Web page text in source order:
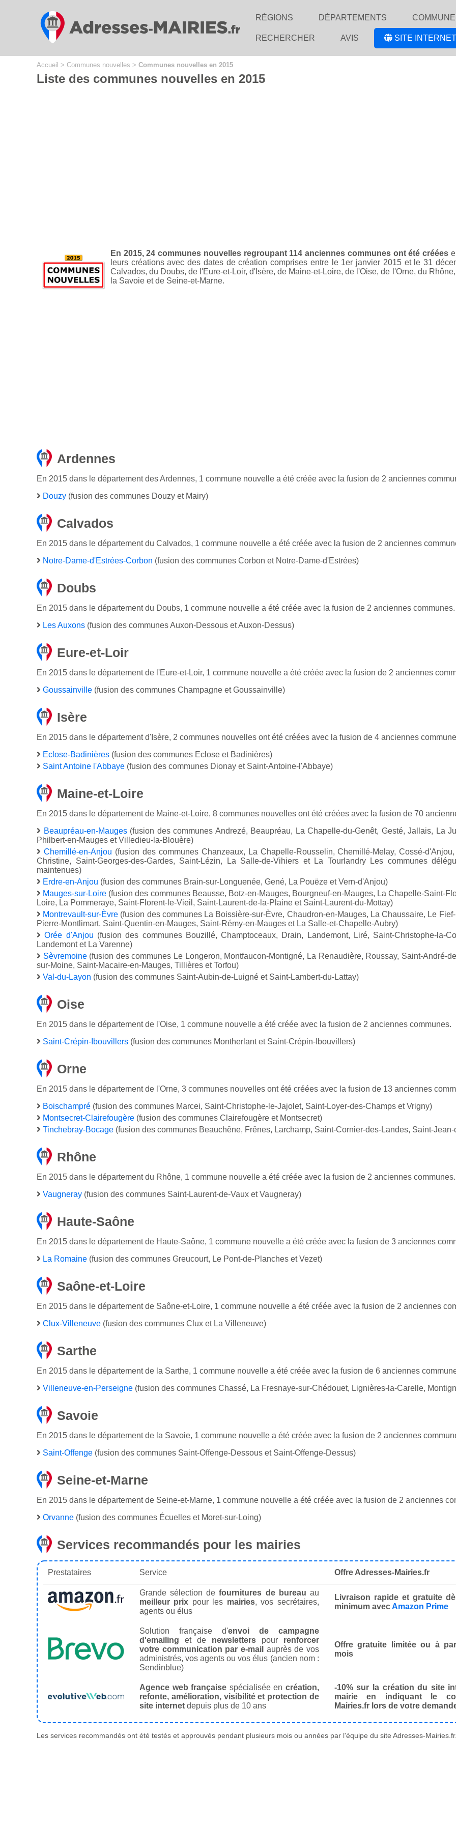
RÉGIONS DÉPARTEMENTS
RECHERCHER AVIS SITE
Accueil > Communes nouvelles > Communes nouvelles en 2015
Liste des communes nouvelles en 2015
En 2015, 24 communes nouvelles regroupant 114 anciennes communes ont été créées
leurs créations avec des dates de création comprises entre le 1er janvier 2015 et le 31
Calvados, du Doubs, de l'Eure-et-Loir, d'Isère, de Maine-et-Loire, de l'Oise, de l'Orne, du
la Savoie et de Seine-et-Marne.
Ardennes
En 2015 dans le département des Ardennes, 1 commune nouvelle a été créée avec la fusion de 2 anciennes
Douzy (fusion des communes Douzy et Mairy)
Calvados
En 2015 dans le département du Calvados, 1 commune nouvelle a été créée avec la fusion de 2 anciennes
Notre-Dame-d'Estrées-Corbon (fusion des communes Corbon et Notre-Dame-d'Estrées)
Doubs
En 2015 dans le département du Doubs, 1 commune nouvelle a été créée avec la fusion de 2 anciennes communes.
Les Auxons (fusion des communes Auxon-Dessous et Auxon-Dessus)
Eure-et-Loir
En 2015 dans le département de l'Eure-et-Loir, 1 commune nouvelle a été créée avec la fusion de 2 anciennes
Goussainville (fusion des communes Champagne et Goussainville)
Isère
En 2015 dans le département d'Isère, 2 communes nouvelles ont été créées avec la fusion de 4 anciennes
Eclose-Badinières (fusion des communes Eclose et Badinières)
Saint Antoine l'Abbaye (fusion des communes Dionay et Saint-Antoine-l'Abbaye)
Maine-et-Loire
En 2015 dans le département de Maine-et-Loire, 8 communes nouvelles ont été créées avec la fusion de 70
Beaupréau-en-Mauges(fusion des communes Andrezé, Beaupréau, La Chapelle-du-Genêt, Gesté, Jallais, La
Philbert-en-Mauges et Villedieu-la-Blouère)
Chemillé-en-Anjou (fusion des communes Chanzeaux, La Chapelle-Rousselin, Chemillé-Melay, Cossé-
Christine, Saint-Georges-des-Gardes, Saint-Lézin, La Salle-de-Vihiers et La Tourlandry Les communes
maintenues)
Erdre-en-Anjou (fusion des communes Brain-sur-Longuenée, Gené, La Pouëze et Vern-d'Anjou)
Mauges-sur-Loire (fusion des communes Beausse, Botz-en-Mauges, Bourgneuf-en-Mauges, La Chapelle-Saint-
Loire, La Pommeraye, Saint-Florent-le-Vieil, Saint-Laurent-de-la-Plaine et Saint-Laurent-du-Mottay)
Montrevault-sur-Èvre (fusion des communes La Boissière-sur-Èvre, Chaudron-en-Mauges, La Chaussaire, Le
Pierre-Montlimart, Saint-Quentin-en-Mauges, Saint-Rémy-en-Mauges et La Salle-et-Chapelle-Aubry)
Orée d'Anjou (fusion des communes Bouzillé, Champtoceaux, Drain, Landemont, Liré, Saint-Christophe-la-
Landemont et La Varenne)
Sèvremoine(fusion des communes Le Longeron, Montfaucon-Montigné, La Renaudière, Roussay, Saint-André-
sur-Moine, Saint-Macaire-en-Mauges, Tillières et Torfou)
Val-du-Layon (fusion des communes Saint-Aubin-de-Luigné et Saint-Lambert-du-Lattay)
Oise
En 2015 dans le département de l'Oise, 1 commune nouvelle a été créée avec la fusion de 2 anciennes communes.
Saint-Crépin-Ibouvillers (fusion des communes Montherlant et Saint-Crépin-Ibouvillers)
Orne
En 2015 dans le département de l'Orne, 3 communes nouvelles ont été créées avec la fusion de 13 anciennes
Boischampré (fusion des communes Marcei, Saint-Christophe-le-Jajolet, Saint-Loyer-des-Champs et Vrigny)
Montsecret-Clairefougère (fusion des communes Clairefougère et Montsecret)
Tinchebray-Bocage (fusion des communes Beauchêne, Frênes, Larchamp, Saint-Cornier-des-Landes, Saint-
Rhône
En 2015 dans le département du Rhône, 1 commune nouvelle a été créée avec la fusion de 2 anciennes communes.
Vaugneray (fusion des communes Saint-Laurent-de-Vaux et Vaugneray)
Haute-Saône
En 2015 dans le département de Haute-Saône, 1 commune nouvelle a été créée avec la fusion de 3 anciennes
La Romaine (fusion des communes Greucourt, Le Pont-de-Planches et Vezet)
Saône-et-Loire
En 2015 dans le département de Saône-et-Loire, 1 commune nouvelle a été créée avec la fusion de 2 anciennes
Clux-Villeneuve (fusion des communes Clux et La Villeneuve)
Sarthe
En 2015 dans le département de la Sarthe, 1 commune nouvelle a été créée avec la fusion de 6 anciennes
Villeneuve-en-Perseigne (fusion des communes Chassé, La Fresnaye-sur-Chédouet, Lignières-la-Carelle,
Savoie
En 2015 dans le département de la Savoie, 1 commune nouvelle a été créée avec la fusion de 2 anciennes
Saint-Offenge (fusion des communes Saint-Offenge-Dessous et Saint-Offenge-Dessus)
Seine-et-Marne
En 2015 dans le département de Seine-et-Marne, 1 commune nouvelle a été créée avec la fusion de 2 anciennes
Orvanne (fusion des communes Écuelles et Moret-sur-Loing)
Services recommandés pour les mairies
Prestataires Service Offre Adresses-Mairies.fr
Grande sélection defournitures de bureau au
meilleur prix pour les mairies, vos secrétaires,
agents ou élus
Livraison rapide et gratuite
minimum avecAmazon Prime
Solution française d'envoi de campagne
d'emailing et de newsletterspour renforcer
votre communication par e-mail auprès de vos
administrés, vos agents ou vos élus (ancien nom :
Sendinblue)
Offre gratuite limitée ou à
mois
Agence web française spécialisée en création,
refonte, amélioration, visibilité et protection de
site internet depuis plus de 10 ans
-10% sur la création du site
mairie en indiquant le
Mairies.fr lors de votre
Les services recommandés ont été testés et approuvés pendant plusieurs mois ou années par l'équipe du site Adresses-Mairies.fr.